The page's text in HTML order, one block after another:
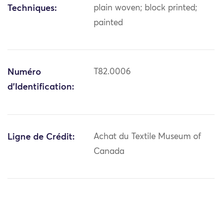
Techniques:
plain woven; block printed;
painted
Numéro
d'Identification:
T82.0006
Ligne de Crédit:
Achat du Textile Museum of
Canada